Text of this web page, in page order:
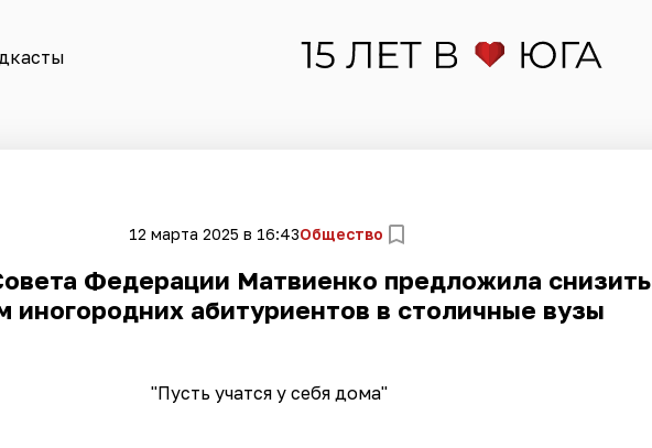
12 марта 2025 в 16:43Общество
Федерации Матвиенко предложила снизить
иногородних абитуриентов в столичные вузы
"Пусть учатся у себя дома"